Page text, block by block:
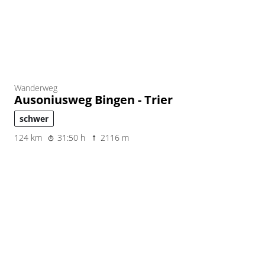
Wanderweg
Ausoniusweg Bingen - Trier
schwer
124 km
31:50 h 2116 m